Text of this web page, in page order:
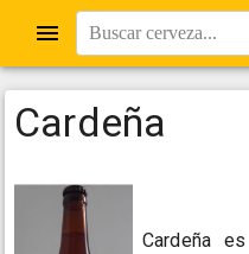
Buscar cerveza...
Cardeña
Cardeña